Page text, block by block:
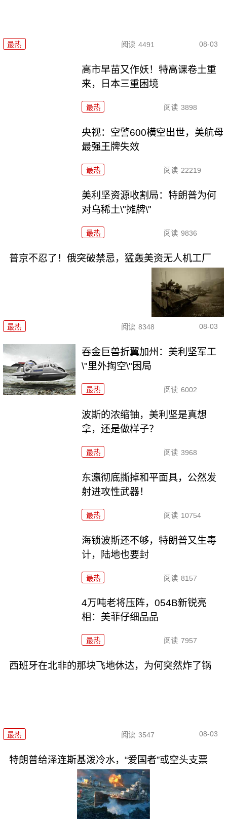
最热 阅读 4491 08-03
高市早苗又作妖！特高课卷土重
来，日本三重困境
最热 阅读 3898
央视：空警600横空出世，美航母
最强王牌失效
最热 阅读 22219
美利坚资源收割局：特朗普为何
对乌稀土\"摊牌\"
最热 阅读 9836
普京不忍了！俄突破禁忌，猛轰美资无人机工厂
最热 阅读 8348 08-03
吞金巨兽折翼加州：美利坚军工
\"里外掏空\"困局
最热 阅读 6002
波斯的浓缩铀，美利坚是真想
拿，还是做样子？
最热 阅读 3968
东瀛彻底撕掉和平面具，公然发
射进攻性武器！
最热 阅读 10754
海锁波斯还不够，特朗普又生毒
计，陆地也要封
最热 阅读 8157
4万吨老将压阵，054B新锐亮
相：美菲仔细品品
最热 阅读 7957
西班牙在北非的那块飞地休达，为何突然炸了锅
最热 阅读 3547 08-03
特朗普给泽连斯基泼冷水，“爱国者”或空头支票